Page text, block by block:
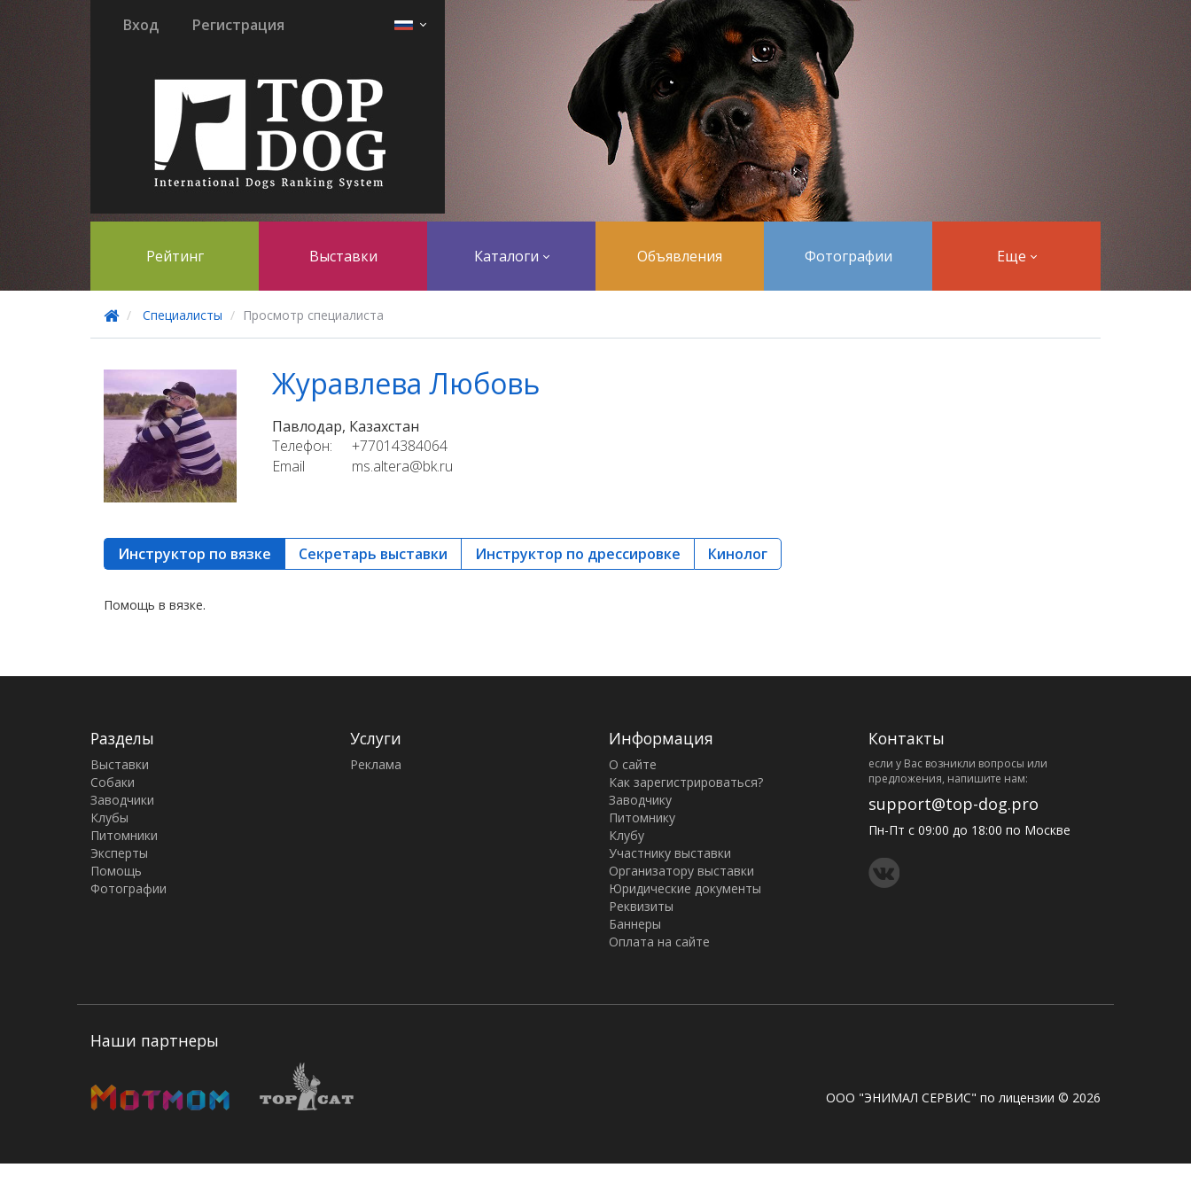
Вход Регистрация
Рейтинг Выставки Каталоги Объявления Фотографии Еще
Специалисты Просмотр специалиста
Журавлева Любовь
Павлодар, Казахстан
Телефон:
+77014384064
Email
ms.altera@bk.ru
Инструктор по вязке Секретарь выставки Инструктор по дрессировке Кинолог
Помощь в вязке.
Разделы
Выставки
Собаки
Заводчики
Клубы
Питомники
Эксперты
Помощь
Фотографии
Услуги
Реклама
Информация
О сайте
Как зарегистрироваться?
Заводчику
Питомнику
Клубу
Участнику выставки
Организатору выставки
Юридические документы
Реквизиты
Баннеры
Оплата на сайте
Контакты
eсли у Вас возникли вопросы или
предложения, напишите нам:
support@top-dog.pro
Пн-Пт с 09:00 до 18:00 по Москве
Наши партнеры
ООО "ЭНИМАЛ СЕРВИС" по лицензии © 2026